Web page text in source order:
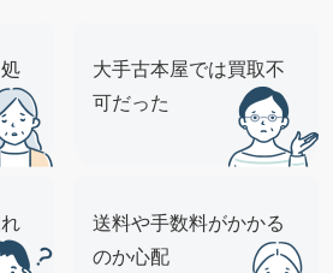
大手古本屋では買取不
可だった
送料や手数料がかかる
のか心配